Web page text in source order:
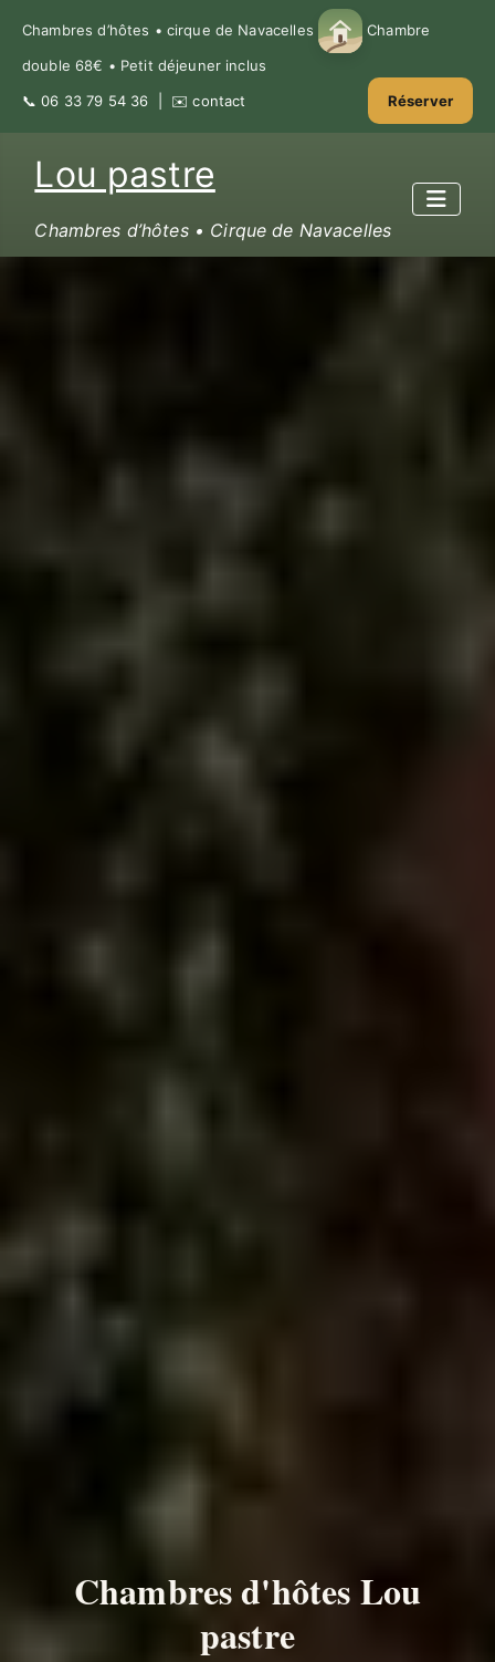
Chambres d’hôtes • cirque de Navacelles Chambre
double 68€ • Petit déjeuner inclus
📞06 33 79 54 36 | ✉️contact Réserver
Lou pastre
Chambres d’hôtes • Cirque de Navacelles
Chambres d'hôtes Lou
pastre